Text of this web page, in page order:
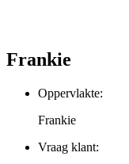
Frankie
Oppervlakte:
Frankie
Vraag klant: